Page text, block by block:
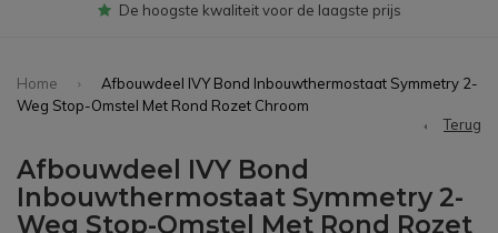
Gratisbezorgd vanaf € 150
Home
Afbouwdeel IVY Bond Inbouwthermostaat Symmetry 2-
Weg Stop-Omstel Met Rond Rozet Chroom
Terug
Afbouwdeel IVY Bond
Inbouwthermostaat Symmetry 2-
Weg Stop-Omstel Met Rond Rozet